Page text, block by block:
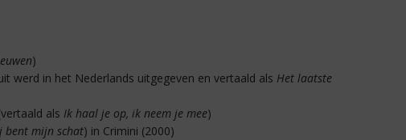
)
werd in het Nederlands uitgegeven en vertaald als Het laatste
als Ik haal je op, ik neem je mee)
bent mijn schat) in Crimini (2000)